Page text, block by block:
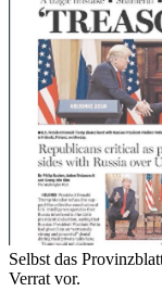
Selbst das
Verrat vor.